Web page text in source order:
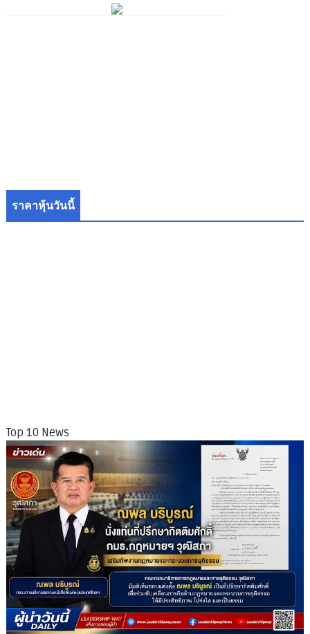
ราคาหุ้นวันนี้
Top 10 News